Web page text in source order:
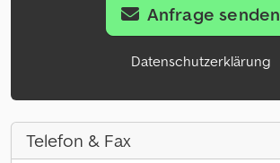
Anfrage senden
Datenschutzerklärung
Telefon & Fax